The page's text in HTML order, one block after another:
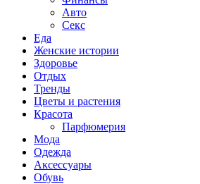
Авто
Секс
Еда
Женские истории
Здоровье
Отдых
Тренды
Цветы и растения
Красота
Парфюмерия
Мода
Одежда
Аксессуары
Обувь